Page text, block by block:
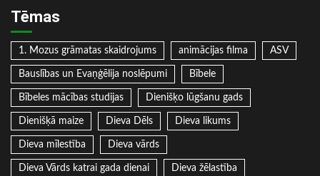
Tēmas
1. Mozus grāmatas skaidrojums animācijas filma ASV
Bauslības un Evaņģēlija noslēpumi Bībele
Bībeles mācības studijas Dienišķo lūgšanu gads
Dienišķā maize Dieva Dēls Dieva likums
Dieva mīlestība Dieva vārds
Dieva Vārds katrai gada dienai Dieva žēlastība